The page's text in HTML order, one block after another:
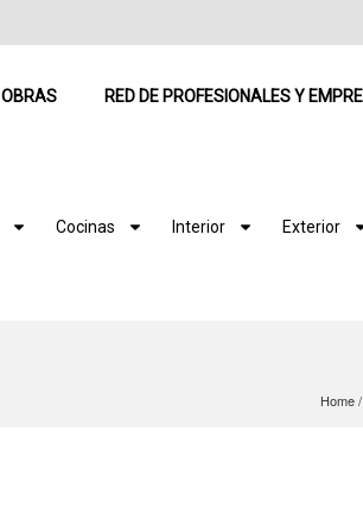
OBRAS RED DE PROFESIONALES Y
Cocinas Interior Exterior
Home